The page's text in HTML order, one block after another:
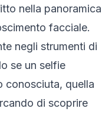
nella panoramica
facciale.
negli strumenti di
se un selfie
conosciuta, quella
di scoprire